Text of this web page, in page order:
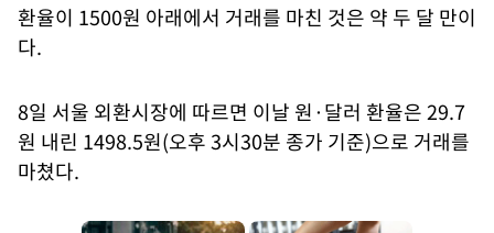
환율이 1500원 아래에서 거래를 마친 것은 약 두 달 만이
다.
8일 서울 외환시장에 따르면 이날 원·달러 환율은 29.7
원 내린 1498.5원(오후 3시30분 종가 기준)으로 거래를
마쳤다.